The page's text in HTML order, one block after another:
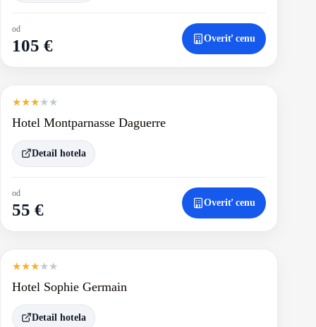
od
105 € Overiť cenu
★★★★★
Hotel Montparnasse Daguerre
Detail hotela
od
55 € Overiť cenu
★★★★★
Hotel Sophie Germain
Detail hotela